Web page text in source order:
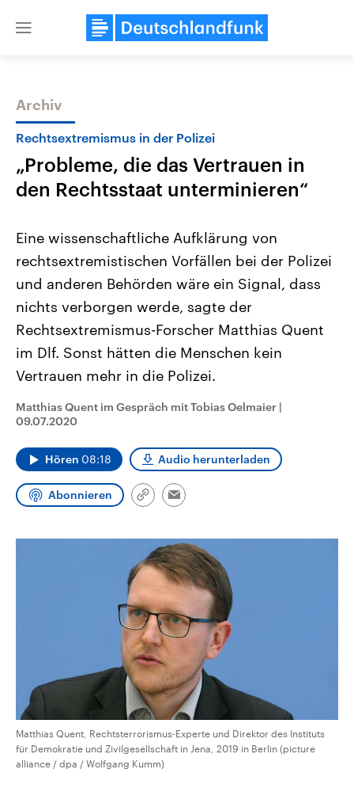
Close
Themen
Aktuelle Beiträge, Analysen und
Hintergründe
Wirtschaftlich und militärisch
gehören die Vereinigten Staaten zu
den mächtigsten Ländern der Erde,
mit großem Einfluss auf das
Nahostkonflikt
Aktuelle Lage und
Der Überfall der
Terrororganisation Hamas
Oktober 2023 auf Israel
Region wieder die
Israel möchte die Hamas
Libanon vom Iran
Sendungen Programm Podcasts
Archiv
Rechtsextremismus in der Polizei
„Probleme, die das Vertrauen in
den Rechtsstaat unterminieren“
Eine wissenschaftliche Aufklärung von
rechtsextremistischen Vorfällen bei der Polizei
und anderen Behörden wäre ein Signal, dass
nichts verborgen werde, sagte der
Rechtsextremismus-Forscher Matthias Quent
im Dlf. Sonst hätten die Menschen kein
Vertrauen mehr in die Polizei.
Matthias Quent im Gespräch mit Tobias Oelmaier |
09.07.2020
Hören 08:18 Audio herunterladen
Abonnieren
Link
Email
Matthias Quent, Rechtsterrorismus-Experte und Direktor des Instituts
für Demokratie und Zivilgesellschaft in Jena, 2019 in Berlin (picture
alliance / dpa / Wolfgang Kumm)